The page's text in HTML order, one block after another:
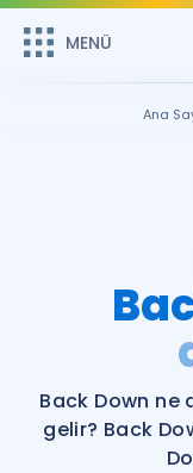
MENÜ
Remzi Hoca ile
MENÜ
Katılımcı
Faydalı
Ücretsiz
Ana
Back Down ne
gelir? Back